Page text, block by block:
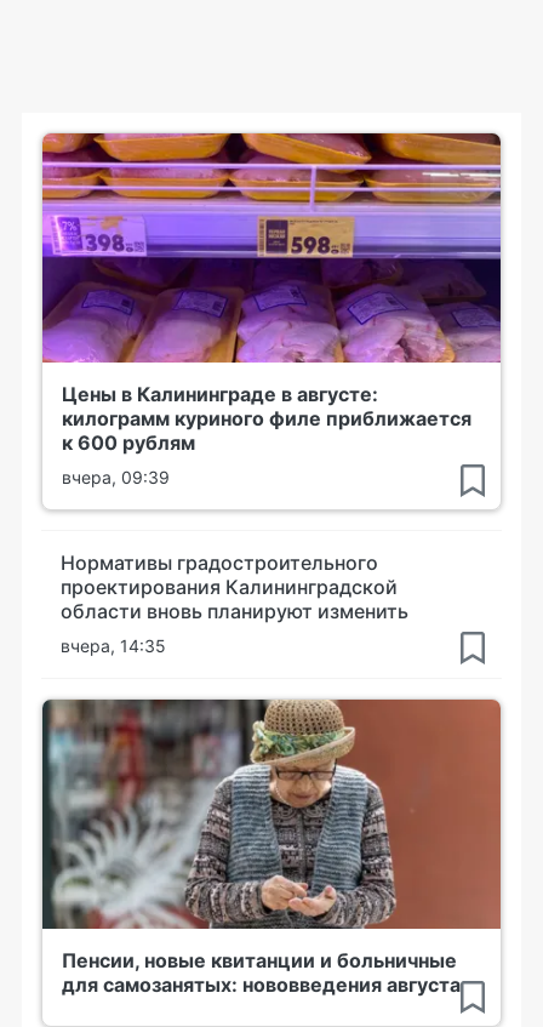
Цены в Калининграде в августе:
килограмм куриного филе приближается
к 600 рублям
вчера, 09:39
Нормативы градостроительного
проектирования Калининградской
области вновь планируют изменить
вчера, 14:35
Пенсии, новые квитанции и больничные
для самозанятых: нововведения августа